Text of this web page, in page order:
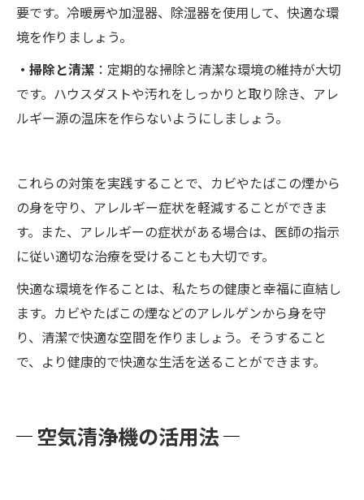
要です。冷暖房や加湿器、除湿器を使用して、快適な環
境を作りましょう。
・掃除と清潔 ：定期的な掃除と清潔な環境の維持が大切
です。ハウスダストや汚れをしっかりと取り除き、アレ
ルギー源の温床を作らないようにしましょう。
これらの対策を実践することで、カビやたばこの煙から
の身を守り、アレルギー症状を軽減することができま
す。また、アレルギーの症状がある場合は、医師の指示
に従い適切な治療を受けることも大切です。
快適な環境を作ることは、私たちの健康と幸福に直結し
ます。カビやたばこの煙などのアレルゲンから身を守
り、清潔で快適な空間を作りましょう。そうすること
で、より健康的で快適な生活を送ることができます。
空気清浄機の活用法